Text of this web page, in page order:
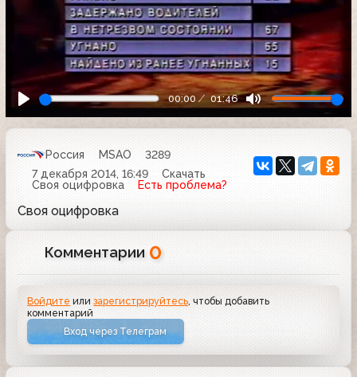
00:00 01:46
Россия MSAO
3289
7 декабря 2014, 16:49
Скачать
Своя оцифровка
Есть проблема?
Своя оцифровка
Комментарии 0
Войдите илизарегистрируйтесь, чтобы добавить
комментарий
Вход через Телеграм